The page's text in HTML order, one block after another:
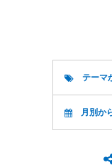
テーマ
月別か